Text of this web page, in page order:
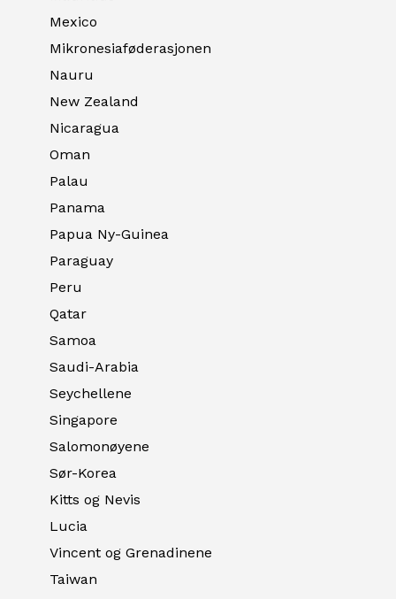
Mexico
Mikronesiaføderasjonen
Nauru
New Zealand
Nicaragua
Oman
Palau
Panama
Papua Ny-Guinea
Paraguay
Peru
Qatar
Samoa
Saudi-Arabia
Seychellene
Singapore
Salomonøyene
Sør-Korea
Kitts og Nevis
Lucia
Vincent og Grenadinene
Taiwan